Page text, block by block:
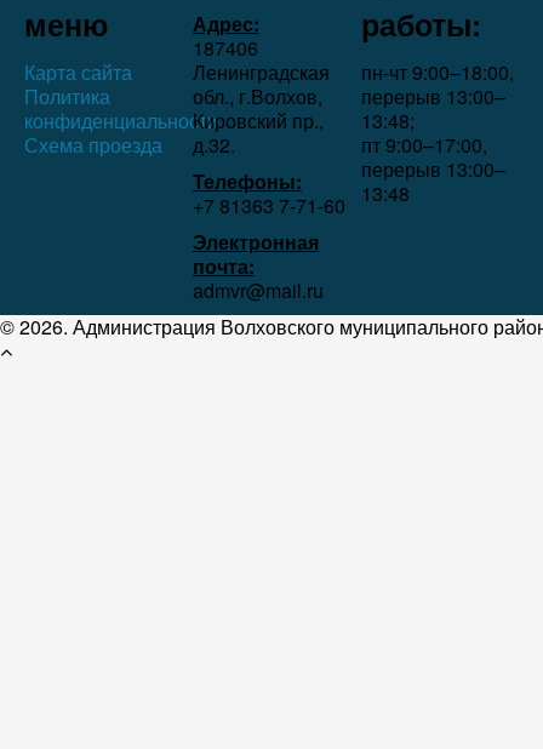
меню
Карта сайта
Политика
конфиденциальности
Схема проезда
Адрес:
187406
Ленинградская
обл., г.Волхов,
Кировский пр.,
д.32.
Телефоны:
+7 81363 7‑71-60
Электронная
почта:
admvr@mail.ru
работы:
пн-чт 9:00–18:00,
перерыв 13:00–
13:48;
пт 9:00–17:00,
перерыв 13:00–
13:48
© 2026. Администрация Волховского муниципального